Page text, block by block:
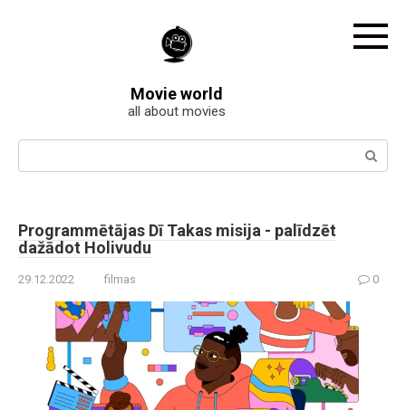
Movie world
all about movies
Search:
Programmētājas Dī Takas misija - palīdzēt
dažādot Holivudu
29.12.2022 filmas 0